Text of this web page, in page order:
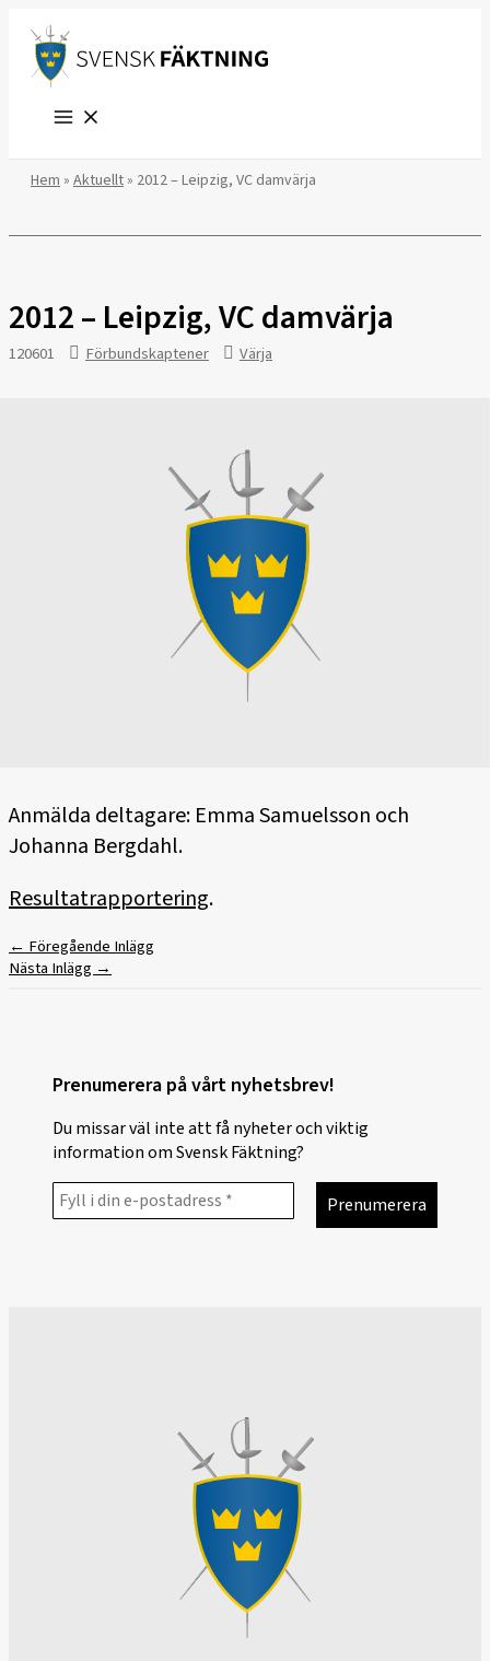
innehåll
Hem» Aktuellt» 2012 – Leipzig, VC damvärja
2012 – Leipzig, VC damvärja
120601 Förbundskaptener Värja
Anmälda deltagare: Emma Samuelsson och
Johanna Bergdahl.
Resultatrapportering.
← Föregående Inlägg
Nästa Inlägg →
Prenumerera på vårt nyhetsbrev!
Du missar väl inte att få nyheter och viktig
information om Svensk Fäktning?